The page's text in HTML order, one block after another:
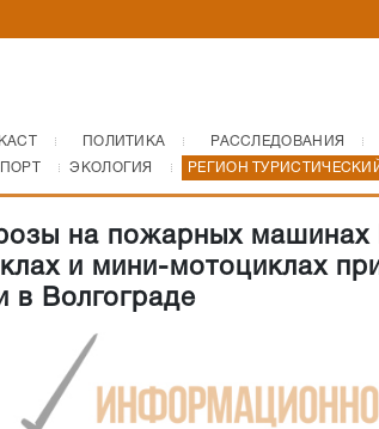
ПОЛИТИКА РАССЛЕДОВАНИЯ
ЭКОЛОГИЯ РЕГИОН
на пожарных
и мини-мотоциклах
в Волгограде